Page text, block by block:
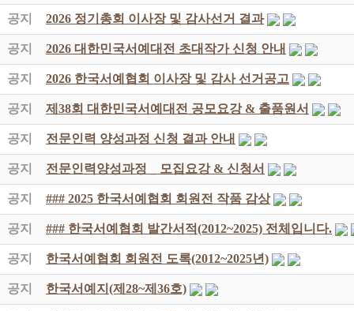
공지 2026 정기총회 이사장 및 감사선거 결과
공지 2026 대한민국서예대전 초대작가 신청 안내
공지 2026 한국서예협회 이사장 및 감사 선거공고
공지 제38회 대한민국서예대전 공모요강 & 출품원서
공지 전문인력 양성과정 신청 결과 안내
공지 전문인력양성과정 _ 모집요강 & 신청서
공지 ### 2025 한국서예협회 회원전 작품 감상
공지 ### 한국서예협회 발간서적(2012~2025) 전체입니다.
공지 한국서예협회 회원전 도록(2012~2025년)
공지 한국서예지(제28~제36호)